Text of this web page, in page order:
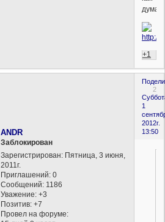
+1
2
1
2012г.
13:50
ANDR
Заблокирован
Зарегистрирован: Пятница, 3 июня,
2011г.
Приглашений: 0
Сообщений: 1186
Уважение: +3
Позитив: +7
Провел на форуме: